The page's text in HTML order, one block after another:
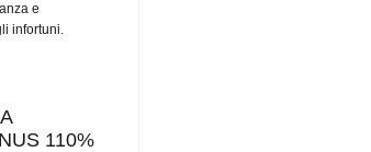
e
infortuni.
110%